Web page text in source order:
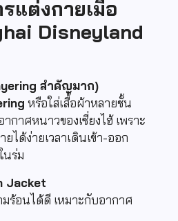
แต่งกายเมื่อ
Disneyland
สำคัญมาก)
หรือใส่เสื้อผ้าหลายชั้น
กาศหนาวของเซี่ยงไฮ้ เพราะ
ได้ง่ายเวลาเดินเข้า-ออก
นร่ม
Jacket
ร้อนได้ดี เหมาะกับอากาศ